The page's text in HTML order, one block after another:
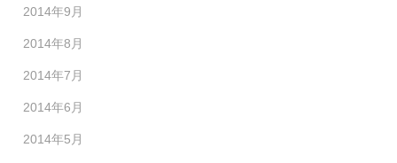
2014年9月
2014年8月
2014年7月
2014年6月
2014年5月